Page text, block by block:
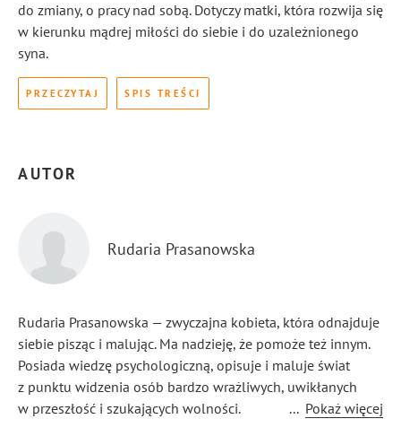
do zmiany, o pracy nad sobą. Dotyczy matki, która rozwija się
w kierunku mądrej miłości do siebie i do uzależnionego
syna.
PRZECZYTAJ SPIS TREŚCI
AUTOR
Rudaria Prasanowska
Rudaria Prasanowska — zwyczajna kobieta, która odnajduje
siebie pisząc i malując. Ma nadzieję, że pomoże też innym.
Posiada wiedzę psychologiczną, opisuje i maluje świat
z punktu widzenia osób bardzo wrażliwych, uwikłanych
w przeszłość i szukających wolności.
... Pokaż więcej